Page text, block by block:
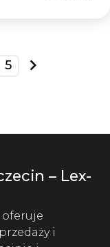
5
next
– Lex-
oferuje
i